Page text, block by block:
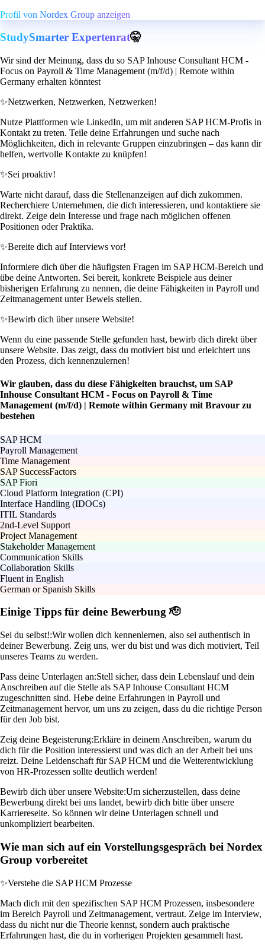
Profil von Nordex Group anzeigen
StudySmarter Expertenrat🤫
Wir sind der Meinung, dass du so SAP Inhouse Consultant HCM -
Focus on Payroll & Time Management (m/f/d) | Remote within
Germany erhalten könntest
✨Netzwerken, Netzwerken, Netzwerken!
Nutze Plattformen wie LinkedIn, um mit anderen SAP HCM-Profis in
Kontakt zu treten. Teile deine Erfahrungen und suche nach
Möglichkeiten, dich in relevante Gruppen einzubringen – das kann dir
helfen, wertvolle Kontakte zu knüpfen!
✨Sei proaktiv!
Warte nicht darauf, dass die Stellenanzeigen auf dich zukommen.
Recherchiere Unternehmen, die dich interessieren, und kontaktiere sie
direkt. Zeige dein Interesse und frage nach möglichen offenen
Positionen oder Praktika.
✨Bereite dich auf Interviews vor!
Informiere dich über die häufigsten Fragen im SAP HCM-Bereich und
übe deine Antworten. Sei bereit, konkrete Beispiele aus deiner
bisherigen Erfahrung zu nennen, die deine Fähigkeiten in Payroll und
Zeitmanagement unter Beweis stellen.
✨Bewirb dich über unsere Website!
Wenn du eine passende Stelle gefunden hast, bewirb dich direkt über
unsere Website. Das zeigt, dass du motiviert bist und erleichtert uns
den Prozess, dich kennenzulernen!
Wir glauben, dass du diese Fähigkeiten brauchst, um SAP
Inhouse Consultant HCM - Focus on Payroll & Time
Management (m/f/d) | Remote within Germany mit Bravour zu
bestehen
SAP HCM
Payroll Management
Time Management
SAP SuccessFactors
SAP Fiori
Cloud Platform Integration (CPI)
Interface Handling (IDOCs)
ITIL Standards
2nd-Level Support
Project Management
Stakeholder Management
Communication Skills
Collaboration Skills
Fluent in English
German or Spanish Skills
Einige Tipps für deine Bewerbung 🫡
Sei du selbst!:Wir wollen dich kennenlernen, also sei authentisch in
deiner Bewerbung. Zeig uns, wer du bist und was dich motiviert, Teil
unseres Teams zu werden.
Pass deine Unterlagen an:Stell sicher, dass dein Lebenslauf und dein
Anschreiben auf die Stelle als SAP Inhouse Consultant HCM
zugeschnitten sind. Hebe deine Erfahrungen in Payroll und
Zeitmanagement hervor, um uns zu zeigen, dass du die richtige Person
für den Job bist.
Zeig deine Begeisterung:Erkläre in deinem Anschreiben, warum du
dich für die Position interessierst und was dich an der Arbeit bei uns
reizt. Deine Leidenschaft für SAP HCM und die Weiterentwicklung
von HR-Prozessen sollte deutlich werden!
Bewirb dich über unsere Website:Um sicherzustellen, dass deine
Bewerbung direkt bei uns landet, bewirb dich bitte über unsere
Karriereseite. So können wir deine Unterlagen schnell und
unkompliziert bearbeiten.
Wie man sich auf ein Vorstellungsgespräch bei Nordex
Group vorbereitet
✨Verstehe die SAP HCM Prozesse
Mach dich mit den spezifischen SAP HCM Prozessen, insbesondere
im Bereich Payroll und Zeitmanagement, vertraut. Zeige im Interview,
dass du nicht nur die Theorie kennst, sondern auch praktische
Erfahrungen hast, die du in vorherigen Projekten gesammelt hast.